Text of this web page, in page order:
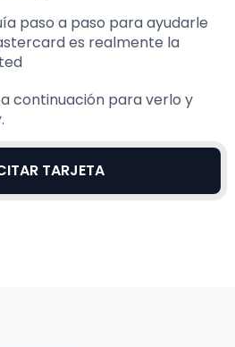
paso a paso para ayudarle
es realmente la
continuación para verlo y
TARJETA